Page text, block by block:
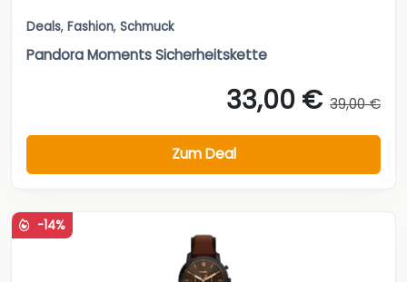
Deals, Fashion, Schmuck
Pandora Moments Sicherheitskette
33,00 € 39,00 €
Zum Deal
-14%